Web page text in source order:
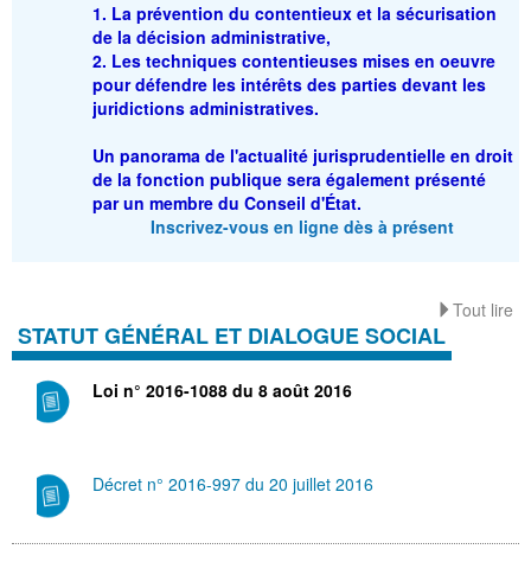
1. La prévention du contentieux et la sécurisation
de la décision administrative,
2. Les techniques contentieuses mises en oeuvre
pour défendre les intérêts des parties devant les
juridictions administratives.
Un panorama de l'actualité jurisprudentielle en droit
de la fonction publique sera également présenté
par un membre du Conseil d'État.
Inscrivez-vous en ligne dès à présent
Tout lire
STATUT GÉNÉRAL ET DIALOGUE SOCIAL
Loi n° 2016-1088 du 8 août 2016
Décret n° 2016-997 du 20 juillet 2016